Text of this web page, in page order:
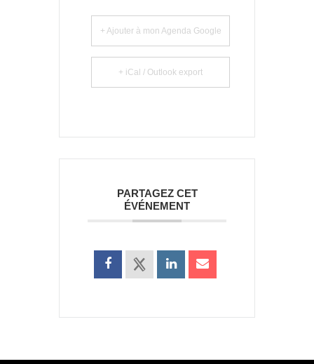
+ Ajouter à mon Agenda Google
+ iCal / Outlook export
PARTAGEZ CET
ÉVÉNEMENT